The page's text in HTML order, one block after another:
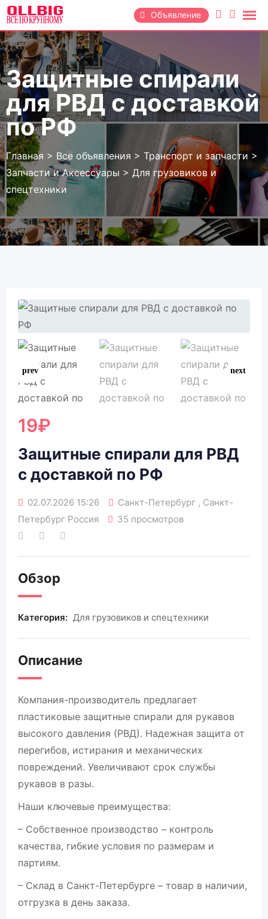
Перейти
содержанию
Объявление
Защитные спирали
для РВД с доставкой
по РФ
Главная > Все объявления > Транспорт и запчасти >
Запчасти и Аксессуары > Для грузовиков и
спецтехники
19₽
Защитные спирали для РВД
с доставкой по РФ
02.07.2026 15:26
Санкт-Петербург , Санкт-
Петербург Россия
35 просмотров
Обзор
Категория: Для грузовиков и спецтехники
Описание
Компания-производитель предлагает
пластиковые защитные спирали для рукавов
высокого давления (РВД). Надежная защита от
перегибов, истирания и механических
повреждений. Увеличивают срок службы
рукавов в разы.
Наши ключевые преимущества:
– Собственное производство – контроль
качества, гибкие условия по размерам и
партиям.
– Склад в Санкт-Петербурге – товар в наличии,
отгрузка в день заказа.